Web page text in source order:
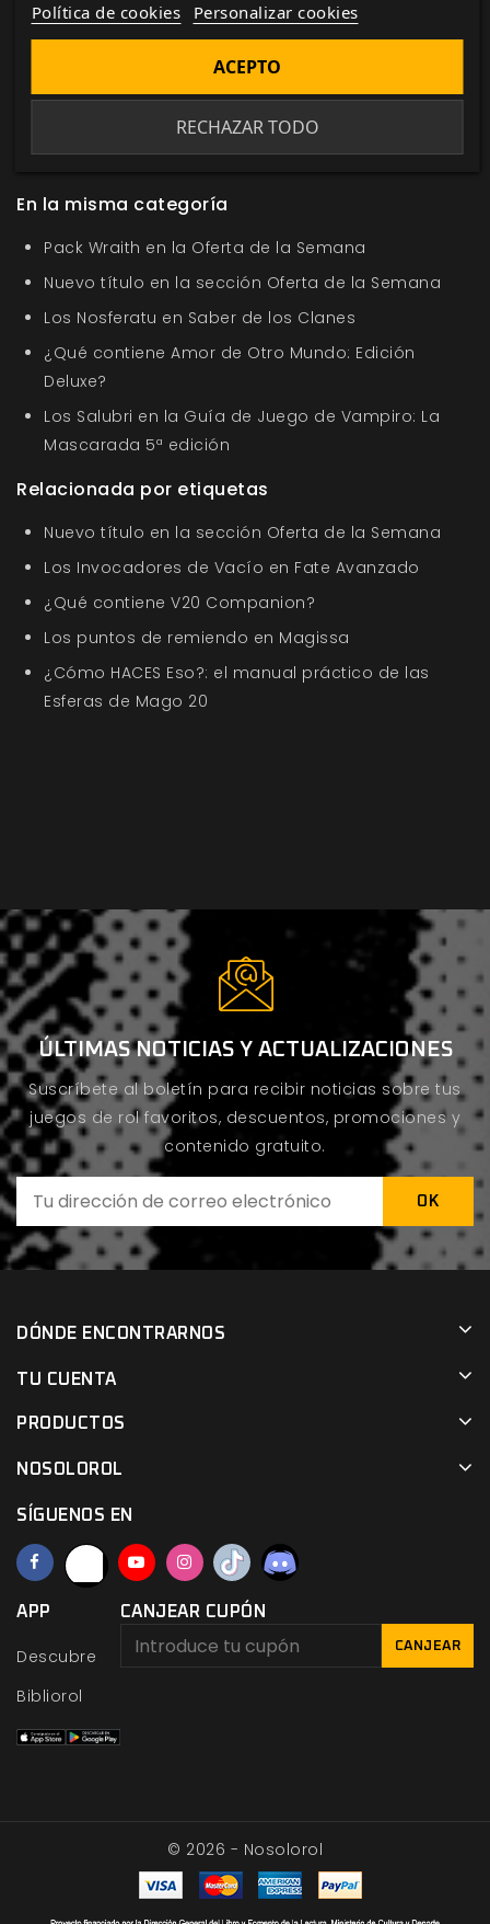
Etiquetas: Fantasia Mitología Dragones
Magnus Malmberg
Trudvang Chronicles Bestiario De Jorgi Bestiario
Lis Díez Bourgoin Nosolorol rol
En la misma categoría
Pack Wraith en la Oferta de la Semana
Nuevo título en la sección Oferta de la Semana
Los Nosferatu en Saber de los Clanes
¿Qué contiene Amor de Otro Mundo: Edición
Deluxe?
Los Salubri en la Guía de Juego de Vampiro: La
Mascarada 5ª edición
Relacionada por etiquetas
Nuevo título en la sección Oferta de la Semana
Los Invocadores de Vacío en Fate Avanzado
¿Qué contiene V20 Companion?
Los puntos de remiendo en Magissa
¿Cómo HACES Eso?: el manual práctico de las
Esferas de Mago 20
ÚLTIMAS NOTICIAS Y ACTUALIZACIONES
Suscríbete al boletín para recibir noticias sobre tus
juegos de rol favoritos, descuentos, promociones y
contenido gratuito.
DÓNDE ENCONTRARNOS
TU CUENTA
PRODUCTOS
NOSOLOROL
SÍGUENOS EN
Política de cookies Personalizar cookies
RECHAZAR TODO
ACEPTO
APP
Descubre
Bibliorol
CANJEAR CUPÓN
CANJEAR
© 2026 - Nosolorol